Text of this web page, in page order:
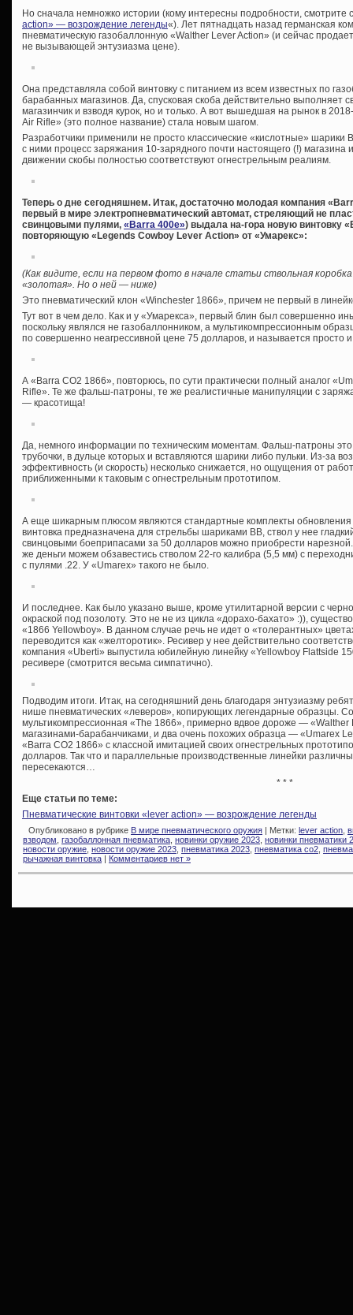
Но сначала немножко истории (кому интересны подробности, смотрите
action» — возрождение легенды«). Лет пятнадцать назад германская
пневматическую газобаллонную «Walther Lever Action» (и сейчас
не вызывающей энтузиазма цене).
Она представляла собой винтовку с питанием из всем известных по
барабанных магазинов. Да, спусковая скоба действительно выполняет
магазинчик и взводя курок, но и только. А вот вышедшая на рынок в
Air Rifle» (это полное название) стала новым шагом.
Разработчики применили не просто классические «кислотные»
с ними процесс заряжания 10-зарядного почти настоящего (!) магазина
движении скобы полностью соответствуют огнестрельным реалиям.
Теперь о дне сегодняшнем. Итак, достаточно молодая компания
первый в мире электропневматический автомат, стреляющий не
свинцовыми пулями, «Barra 400e») выдала на-гора новую винтовку
повторяющую «Legends Cowboy Lever Action» от «Умарекс»:
(Как видите, если на первом фото в начале статьи ствольная
«золотая». Но о ней — ниже)
Это пневматический клон «Winchester 1866», причем не первый в
Тут вот в чем дело. Как и у «Умарекса», первый блин был совершенно
поскольку являлся не газобаллонником, а мультикомпрессионным
по совершенно неагрессивной цене 75 долларов, и называется просто
А «Barra CO2 1866», повторюсь, по сути практически полный аналог
Rifle». Те же фальш-патроны, те же реалистичные манипуляции с
— красотища!
Да, немного информации по техническим моментам. Фальш-патроны
трубочки, в дульце которых и вставляются шарики либо пульки. Из-за
эффективность (и скорость) несколько снижается, но ощущения от
приближенными к таковым с огнестрельным прототипом.
А еще шикарным плюсом являются стандартные комплекты обновления
винтовка предназначена для стрельбы шариками ВВ, ствол у нее
свинцовыми боеприпасами за 50 долларов можно приобрести
же деньги можем обзавестись стволом 22-го калибра (5,5 мм) с
с пулями .22. У «Umarex» такого не было.
И последнее. Как было указано выше, кроме утилитарной версии с
окраской под позолоту. Это не не из цикла «дорахо-бахато» :)),
«1866 Yellowboy». В данном случае речь не идет о «толерантных»
переводится как «желторотик». Ресивер у нее действительно
компания «Uberti» выпустила юбилейную линейку «Yellowboy Flattside
ресивере (смотрится весьма симпатично).
Подводим итоги. Итак, на сегодняшний день благодаря энтузиазму
нише пневматических «леверов», копирующих легендарные образцы.
мультикомпрессионная «The 1866», примерно вдвое дороже — «Walther
магазинами-барабанчиками, и два очень похожих образца — «Umarex
«Barra CO2 1866» с классной имитацией своих огнестрельных
долларов. Так что и параллельные производственные линейки
пересекаются…
* * *
Еще статьи по теме:
Пневматические винтовки «lever action» — возрождение легенды
Опубликовано в рубрике В мире пневматического оружия | Метки: lever action
взводом газобаллонная пневматика новинки оружие 2023 новинки пневматики
новости оружие новости оружие 2023 пневматика 2023 пневматика со2
рычажная винтовка | Комментариев нет »